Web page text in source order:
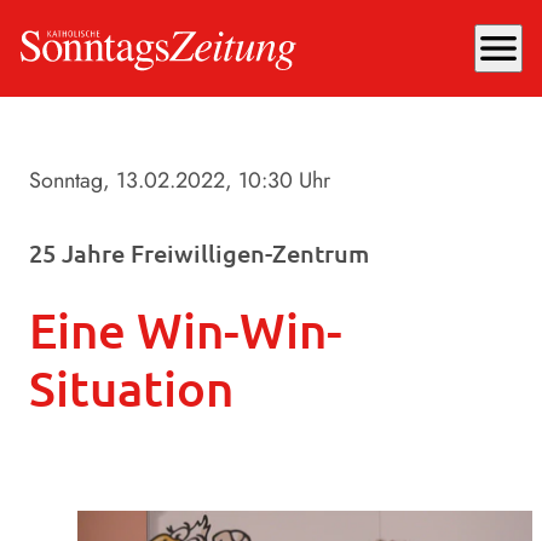
menu
Sonntag, 13.02.2022, 10:30 Uhr
25 Jahre Freiwilligen-Zentrum
Eine Win-Win-
Situation